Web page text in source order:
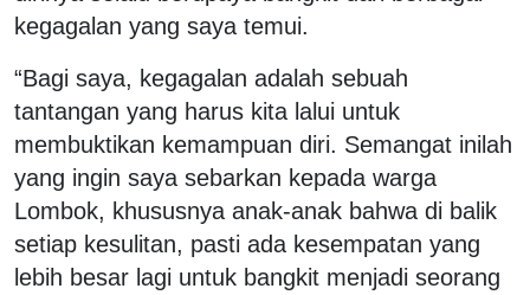
kegagalan yang saya temui.
“Bagi saya, kegagalan adalah sebuah
tantangan yang harus kita lalui untuk
membuktikan kemampuan diri. Semangat inilah
yang ingin saya sebarkan kepada warga
Lombok, khususnya anak-anak bahwa di balik
setiap kesulitan, pasti ada kesempatan yang
lebih besar lagi untuk bangkit menjadi seorang